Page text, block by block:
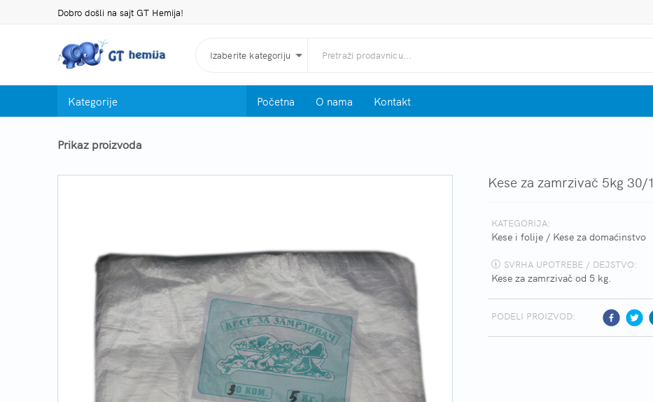
Dobro došli na sajt GT Hemija!
Izaberite kategoriju
Kategorije Početna O nama Kontakt
Prikaz proizvoda
Kese za zamrzivač 5kg 30/1
KATEGORIJA:
Kese i folije / Kese za domaćinstvo
SVRHA UPOTREBE / DEJSTVO:
Kese za zamrzivač od 5 kg.
PODELI PROIZVOD: